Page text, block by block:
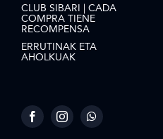
CLUB SIBARI | CADA
COMPRA TIENE
RECOMPENSA
ERRUTINAK ETA
AHOLKUAK